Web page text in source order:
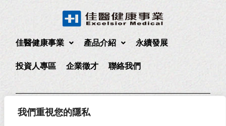
我們重視您的隱私
佳醫健康事業 產品介紹 永續發展
投資人專區 企業徵才 聯絡我們
235 新北市中和區中正路880號17樓